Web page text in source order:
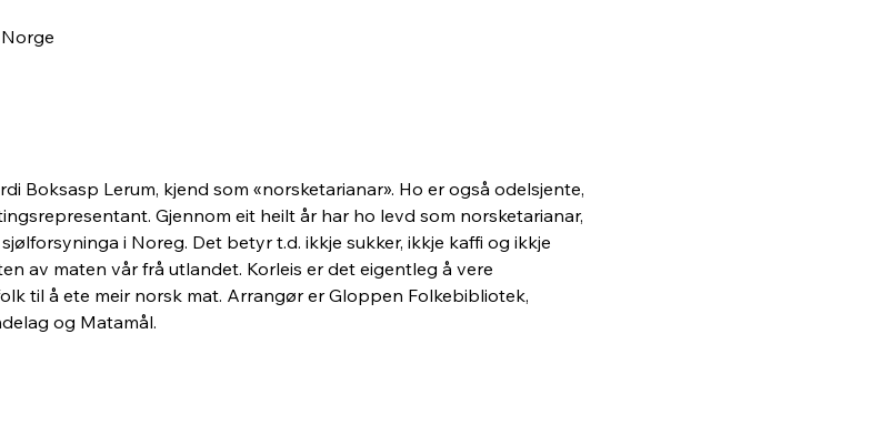
Boksasp Lerum, kjend som «norsketarianar». Ho er også odelsjente,
Gjennom eit heilt år har ho levd som norsketarianar,
i Noreg. Det betyr t.d. ikkje sukker, ikkje kaffi og ikkje
av maten vår frå utlandet. Korleis er det eigentleg å vere
til å ete meir norsk mat. Arrangør er Gloppen Folkebibliotek,
og Matamål.